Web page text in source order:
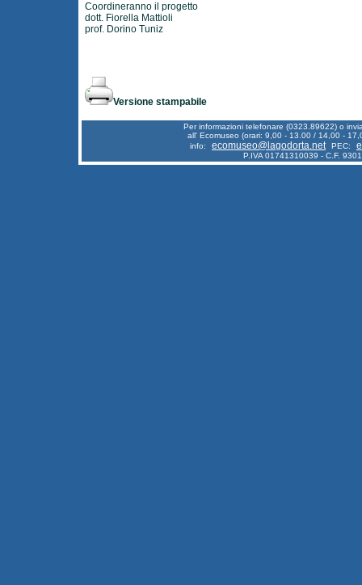
Coordineranno il progetto
dott. Fiorella Mattioli
prof. Dorino Tuniz
Versione stampabile
Per informazioni telefonare (0323.89622) o
all' Ecomuseo (orari: 9,00 - 13.00 / 14,00 -
info:
ecomuseo@lagodorta.net PEC:
P.IVA 01741310039 - C.F.